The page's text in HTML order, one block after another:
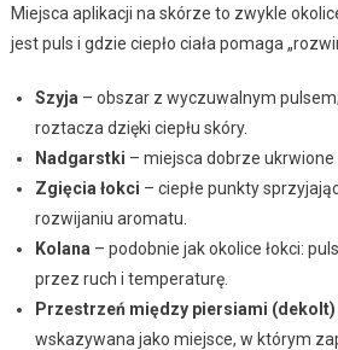
Miejsca aplikacji na skórze to zwykle
jest puls i gdzie ciepło ciała pomaga
Szyja – obszar z wyczuwalnym
roztacza dzięki ciepłu skóry.
Nadgarstki – miejsca dobrze
Zgięcia łokci – ciepłe punkty
rozwijaniu aromatu.
Kolana – podobnie jak okolice łokci:
przez ruch i temperaturę.
Przestrzeń między piersiami (dekolt)
wskazywana jako miejsce, w którym